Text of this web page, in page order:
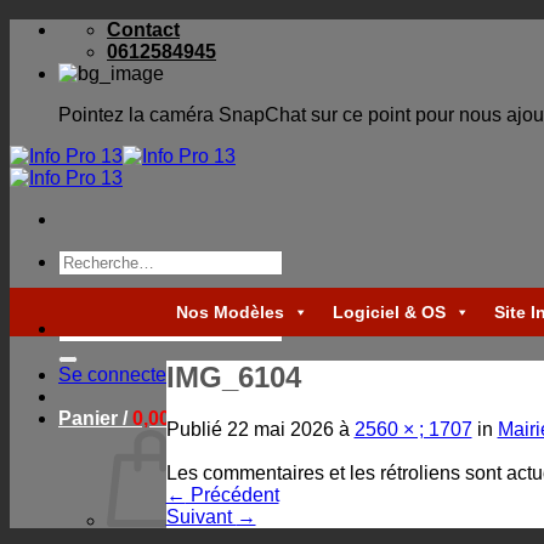
Skip
content
Contact
0612584945
Pointez la caméra SnapChat sur ce point pour nous
Recherche
pour :
pour :
Se connecter
Panier /0,00€
Nos Modèles Logiciel & OS Site
IMG_6104
Publié 22 mai 2026à 2560 × ; 1707in
Les commentaires et les rétroliens sont
← Précédent
Suivant →